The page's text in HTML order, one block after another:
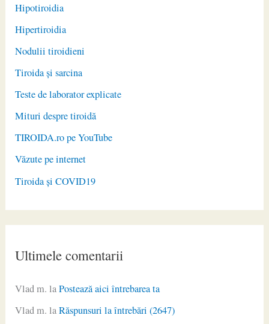
Hipotiroidia
Hipertiroidia
Nodulii tiroidieni
Tiroida și sarcina
Teste de laborator explicate
Mituri despre tiroidă
TIROIDA.ro pe YouTube
Văzute pe internet
Tiroida și COVID19
Ultimele comentarii
Vlad m. laPostează aici întrebarea ta
Vlad m. laRăspunsuri la întrebări (2647)